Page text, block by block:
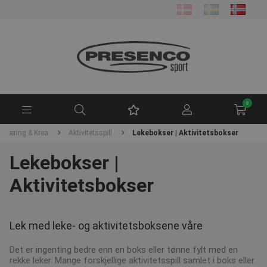
0
Læring & Krea Aktivitetsspill Lekebokser | Aktivitetsbokser
Lekebokser |
Aktivitetsbokser
Lek med leke- og aktivitetsboksene våre
Det er ingenting bedre enn en boks eller tønne fylt med en
rekke leker. Mange forskjellige aktivitetsspill samlet i boks eller